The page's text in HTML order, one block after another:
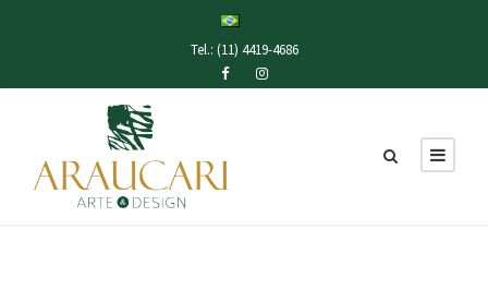
Tel.: (11) 4419-4686